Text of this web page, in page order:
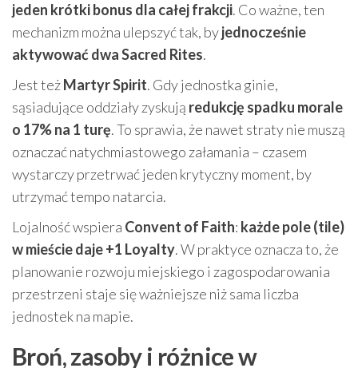
jeden krótki bonus dla całej frakcji. Co ważne, ten
mechanizm można ulepszyć tak, byjednocześnie
aktywować dwa Sacred Rites.
Jest teżMartyr Spirit. Gdy jednostka ginie,
sąsiadujące oddziały zyskują redukcję spadku morale
o 17% na 1 turę. To sprawia, że nawet straty nie muszą
oznaczać natychmiastowego załamania – czasem
wystarczy przetrwać jeden krytyczny moment, by
utrzymać tempo natarcia.
Lojalność wspiera Convent of Faith: każde pole (tile)
w mieście daje +1 Loyalty. W praktyce oznacza to, że
planowanie rozwoju miejskiego i zagospodarowania
przestrzeni staje się ważniejsze niż sama liczba
jednostek na mapie.
Broń, zasoby i różnice w